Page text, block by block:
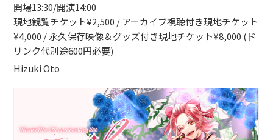
HALL INFO
開場13:30/開演14:00
現地観覧チケット¥2,500 / アーカイブ視聴付き現地チケット
¥4,000 / 永久保存映像＆グッズ付き現地チケット¥8,000 (ド
リンク代別途600円必要)
Hizuki Oto